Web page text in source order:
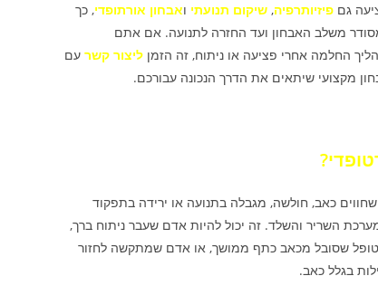
גם פיזיותרפיה, שיקום תנועתי ואבחון אורתופדי, כך
משלב האבחון ועד החזרה לתנועה. אם אתם
החלמה אחרי פציעה או ניתוח, זה הזמן ליצור קשר עם
מקצועי שיתאים את הדרך הנכונה עבורכם.
כאב, חולשה, מגבלה בתנועה או ירידה בתפקוד
השריר והשלד. זה יכול להיות אדם שעבר ניתוח ברך,
שסובל מכאב כתף ממושך, או אדם שמתקשה לחזור
בגלל כאב.